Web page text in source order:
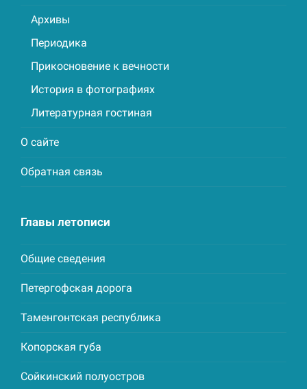
Архивы
Периодика
Прикосновение к вечности
История в фотографиях
Литературная гостиная
О сайте
Обратная связь
Главы летописи
Общие сведения
Петергофская дорога
Таменгонтская республика
Копорская губа
Сойкинский полуостров